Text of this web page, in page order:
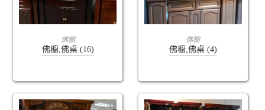
查看內容
佛櫥
佛櫥,佛桌 (16)
查看內容
佛櫥
佛櫥,佛桌 (4)